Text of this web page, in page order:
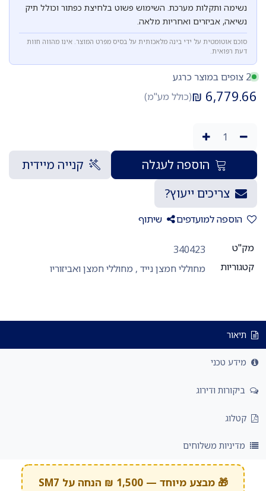
נשימה ותקלות מערכת. השימוש פשוט בלחיצת כפתור וכולל תיק
נשיאה, אביזרים ואחריות מלאה.
סוכם אוטומטית על ידי בינה מלאכותית על בסיס מפרט המוצר. אינו מהווה חוות
דעת רפואית.
2 צופים במוצר כרגע
6,779.66
₪(כולל מע"מ)
הוספה לעגלה
קנייה מיידית
צריכים ייעוץ?
הוספה למועדפים שיתוף
מק"ט
340423
קטגוריות
מחוללי חמצן נייד, מחוללי חמצן ואביזוריו
תיאור
מידע טכני
ביקורות ודירוג
קטלוג
מדיניות משלוחים
🎁 מבצע מיוחד — 1,500 ₪ הנחה על SM7